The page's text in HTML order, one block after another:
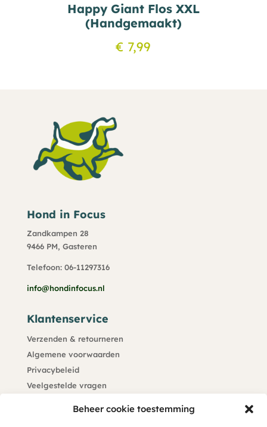
Beheer cookie toestemming
Happy Giant Flos XXL
(Handgemaakt)
€ 7,99
Hond in Focus
Zandkampen 28
9466 PM, Gasteren
Telefoon: 06-11297316
info@hondinfocus.nl
Klantenservice
Verzenden & retourneren
Algemene voorwaarden
Privacybeleid
Veelgestelde vragen